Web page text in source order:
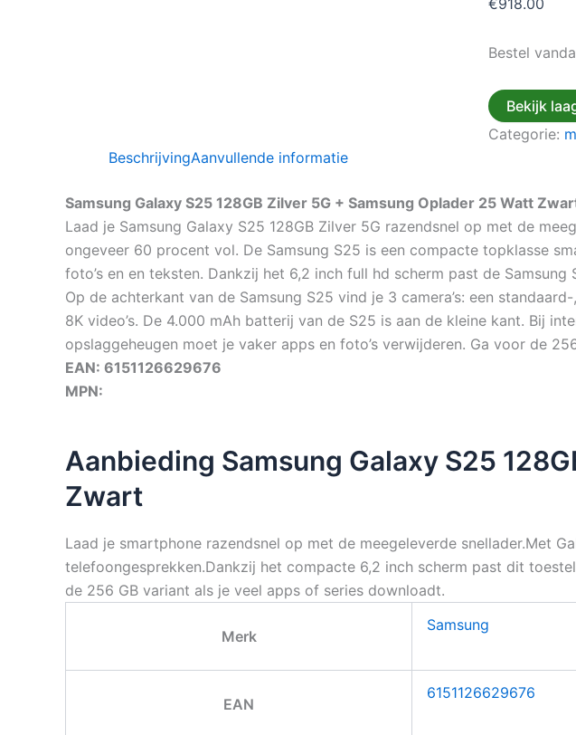
€918.00
Bestel
Bekijk
Categorie:
BeschrijvingAanvullende informatie
Samsung Galaxy S25 128GB Zilver 5G + Samsung Oplader 25 Watt
Laad je Samsung Galaxy S25 128GB Zilver 5G razendsnel op met de
ongeveer 60 procent vol. De Samsung S25 is een compacte topklasse
foto’s en en teksten. Dankzij het 6,2 inch full hd scherm past de
Op de achterkant van de Samsung S25 vind je 3 camera’s: een
8K video’s. De 4.000 mAh batterij van de S25 is aan de kleine kant. Bij
opslaggeheugen moet je vaker apps en foto’s verwijderen. Ga voor de
EAN: 6151126629676
MPN:
Aanbieding Samsung Galaxy S25
Zwart
Laad je smartphone razendsnel op met de meegeleverde snellader.Met
telefoongesprekken.Dankzij het compacte 6,2 inch scherm past dit
de 256 GB variant als je veel apps of series downloadt.
Merk
Samsung
EAN
6151126629676